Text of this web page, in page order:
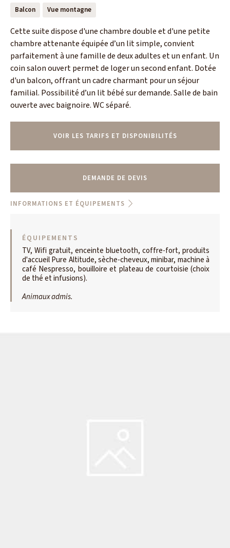
Balcon Vue montagne
Cette suite dispose d'une chambre double et d'une petite
chambre attenante équipée d’un lit simple, convient
parfaitement à une famille de deux adultes et un enfant. Un
coin salon ouvert permet de loger un second enfant. Dotée
d'un balcon, offrant un cadre charmant pour un séjour
familial. Possibilité d’un lit bébé sur demande. Salle de bain
ouverte avec baignoire. WC séparé.
VOIR LES TARIFS ET DISPONIBILITÉS
DEMANDE DE DEVIS
INFORMATIONS ET ÉQUIPEMENTS
ÉQUIPEMENTS
TV, Wifi gratuit, enceinte bluetooth, coffre-fort, produits
d'accueil Pure Altitude, sèche-cheveux, minibar, machine à
café Nespresso, bouilloire et plateau de courtoisie (choix
de thé et infusions).
Animaux admis.